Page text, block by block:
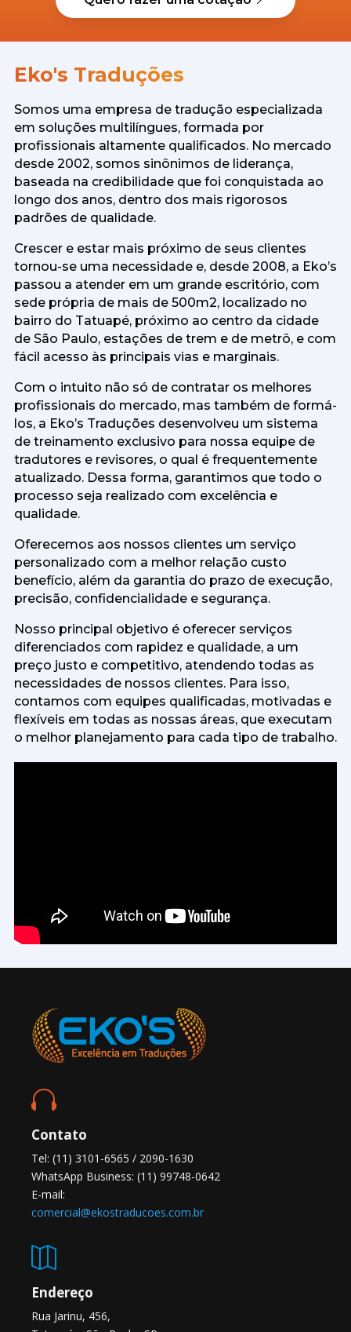
Eko's Traduções
Somos uma empresa de tradução especializada
em soluções multilíngues, formada por
profissionais altamente qualificados. No mercado
desde 2002, somos sinônimos de liderança,
baseada na credibilidade que foi conquistada ao
longo dos anos, dentro dos mais rigorosos
padrões de qualidade.
Crescer e estar mais próximo de seus clientes
tornou-se uma necessidade e, desde 2008, a Eko’s
passou a atender em um grande escritório, com
sede própria de mais de 500m2, localizado no
bairro do Tatuapé, próximo ao centro da cidade
de São Paulo, estações de trem e de metrô, e com
fácil acesso às principais vias e marginais.
Com o intuito não só de contratar os melhores
profissionais do mercado, mas também de formá-
los, a Eko’s Traduções desenvolveu um sistema
de treinamento exclusivo para nossa equipe de
tradutores e revisores, o qual é frequentemente
atualizado. Dessa forma, garantimos que todo o
processo seja realizado com excelência e
qualidade.
Oferecemos aos nossos clientes um serviço
personalizado com a melhor relação custo
benefício, além da garantia do prazo de execução,
precisão, confidencialidade e segurança.
Nosso principal objetivo é oferecer serviços
diferenciados com rapidez e qualidade, a um
preço justo e competitivo, atendendo todas as
necessidades de nossos clientes. Para isso,
contamos com equipes qualificadas, motivadas e
flexíveis em todas as nossas áreas, que executam
o melhor planejamento para cada tipo de trabalho.

Contato
Tel: (11) 3101-6565 / 2090-1630
WhatsApp Business: (11) 99748-0642
E-mail:
comercial@ekostraducoes.com.br

Endereço
Rua Jarinu, 456,